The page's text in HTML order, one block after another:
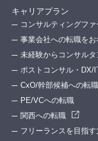
キャリアプラン
コンサルティングフ
事業会社への転職を
未経験からコンサル
ポストコンサル・DX/
CxO/幹部候補への転職
PE/VCへの転職
関西への転職
フリーランスを目指す